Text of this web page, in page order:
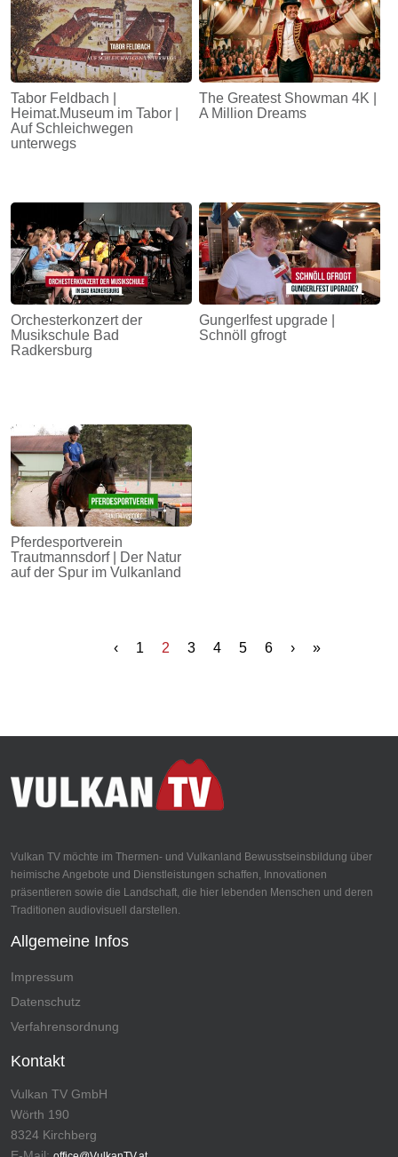
Tabor Feldbach |
Heimat.Museum im Tabor |
Auf Schleichwegen
unterwegs
The Greatest Showman 4K |
A Million Dreams
Orchesterkonzert der
Musikschule Bad
Radkersburg
Gungerlfest upgrade |
Schnöll gfrogt
Pferdesportverein
Trautmannsdorf | Der Natur
auf der Spur im Vulkanland
‹ 1 2 3 4 5 6 › »
Vulkan TV möchte im Thermen- und Vulkanland Bewusstseinsbildung über
heimische Angebote und Dienstleistungen schaffen, Innovationen
präsentieren sowie die Landschaft, die hier lebenden Menschen und deren
Traditionen audiovisuell darstellen.
Allgemeine Infos
Impressum
Datenschutz
Verfahrensordnung
Kontakt
Vulkan TV GmbH
Wörth 190
8324 Kirchberg